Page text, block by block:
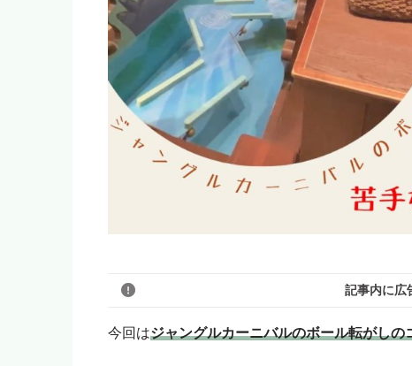
記事内に広
今回はジャングルカーニバルのボール転がしの